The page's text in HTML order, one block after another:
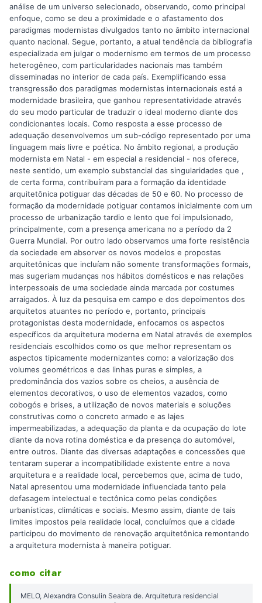
análise de um universo selecionado, observando, como principal
enfoque, como se deu a proximidade e o afastamento dos
paradigmas modernistas divulgados tanto no âmbito internacional
quanto nacional. Segue, portanto, a atual tendência da bibliografia
especializada em julgar o modernismo em termos de um processo
heterogêneo, com particularidades nacionais mas também
disseminadas no interior de cada país. Exemplificando essa
transgressão dos paradigmas modernistas internacionais está a
modernidade brasileira, que ganhou representatividade através
do seu modo particular de traduzir o ideal moderno diante dos
condicionantes locais. Como resposta a esse processo de
adequação desenvolvemos um sub-código representado por uma
linguagem mais livre e poética. No âmbito regional, a produção
modernista em Natal - em especial a residencial - nos oferece,
neste sentido, um exemplo substancial das singularidades que ,
de certa forma, contribuíram para a formação da identidade
arquitetônica potiguar das décadas de 50 e 60. No processo de
formação da modernidade potiguar contamos inicialmente com um
processo de urbanização tardio e lento que foi impulsionado,
principalmente, com a presença americana no a período da 2
Guerra Mundial. Por outro lado observamos uma forte resistência
da sociedade em absorver os novos modelos e propostas
arquitetônicas que incluíam não somente transformações formais,
mas sugeriam mudanças nos hábitos domésticos e nas relações
interpessoais de uma sociedade ainda marcada por costumes
arraigados. À luz da pesquisa em campo e dos depoimentos dos
arquitetos atuantes no período e, portanto, principais
protagonistas desta modernidade, enfocamos os aspectos
específicos da arquitetura moderna em Natal através de exemplos
residenciais escolhidos como os que melhor representam os
aspectos tipicamente modernizantes como: a valorização dos
volumes geométricos e das linhas puras e simples, a
predominância dos vazios sobre os cheios, a ausência de
elementos decorativos, o uso de elementos vazados, como
cobogós e brises, a utilização de novos materiais e soluções
construtivas como o concreto armado e as lajes
impermeabilizadas, a adequação da planta e da ocupação do lote
diante da nova rotina doméstica e da presença do automóvel,
entre outros. Diante das diversas adaptações e concessões que
tentaram superar a incompatibilidade existente entre a nova
arquitetura e a realidade local, percebemos que, acima de tudo,
Natal apresentou uma modernidade influenciada tanto pela
defasagem intelectual e tectônica como pelas condições
urbanísticas, climáticas e sociais. Mesmo assim, diante de tais
limites impostos pela realidade local, concluímos que a cidade
participou do movimento de renovação arquitetônica remontando
a arquitetura modernista à maneira potiguar.
como citar
MELO, Alexandra Consulin Seabra de. Arquitetura residencial